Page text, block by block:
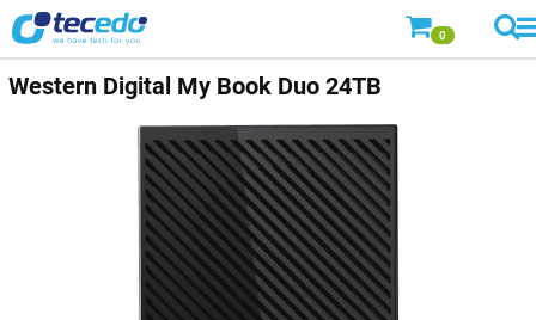
0
Western Digital My Book Duo 24TB